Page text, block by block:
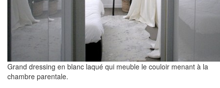
Grand dressing en blanc laqué qui meuble le couloir menant à la
chambre parentale.